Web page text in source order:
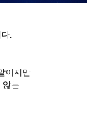
.
이지만
않는